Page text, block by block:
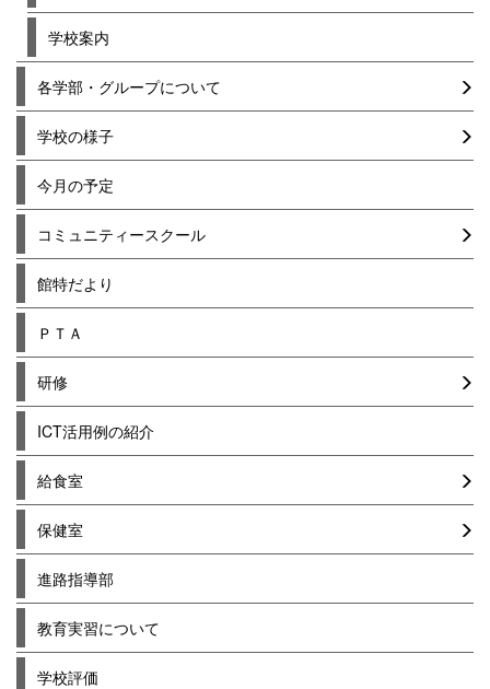
学校案内
各学部・グループについて
学校の様子
今月の予定
コミュニティースクール
館特だより
ＰＴＡ
研修
ICT活用例の紹介
給食室
保健室
進路指導部
教育実習について
学校評価